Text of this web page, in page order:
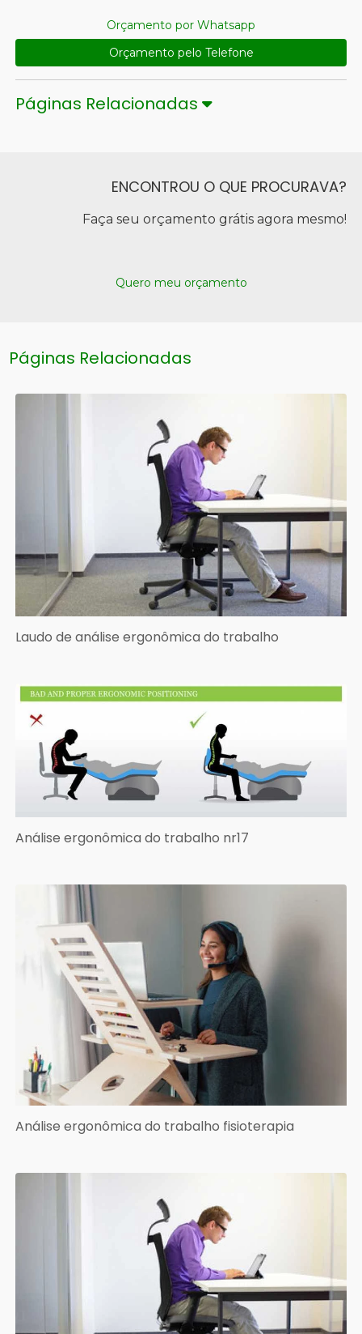
Orçamento por Whatsapp
Orçamento pelo Telefone
Páginas Relacionadas
ENCONTROU O QUE PROCURAVA?
Faça seu orçamento grátis agora mesmo!
Quero meu orçamento
Páginas Relacionadas
Laudo de análise ergonômica do trabalho
Análise ergonômica do trabalho nr17
Análise ergonômica do trabalho fisioterapia